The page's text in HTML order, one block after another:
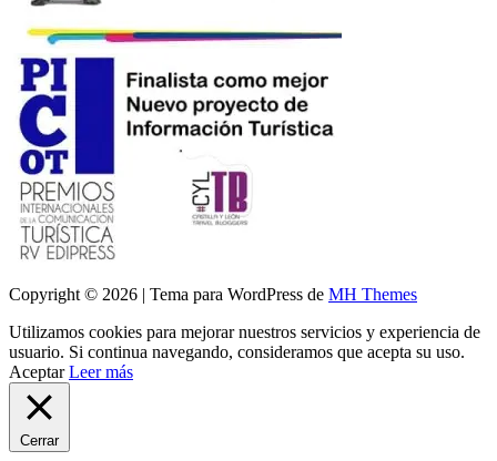
Copyright © 2026 | Tema para WordPress de MH Themes
Utilizamos cookies para mejorar nuestros servicios y experiencia de
usuario. Si continua navegando, consideramos que acepta su uso.
Aceptar Leer más
Cerrar